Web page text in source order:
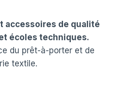
accessoires de qualité
écoles techniques.
du prêt-à-porter et de
textile.